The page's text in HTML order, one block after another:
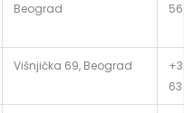
Beograd
Višnjička 69, Beograd